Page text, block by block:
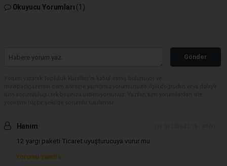
Okuyucu Yorumları (1)
Gönder
Hanım
12 yargı paketi Ticaret uyuşturucuya vurur mu
Yorumu Yanıtla